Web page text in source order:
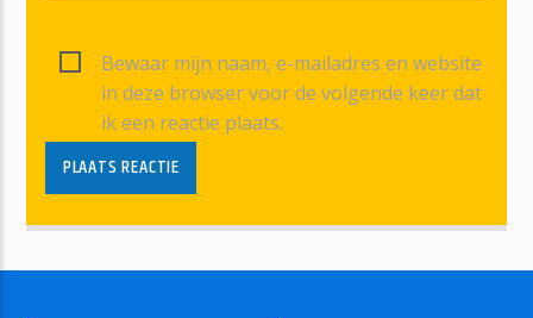
Bewaar mijn naam, e-mailadres en website
in deze browser voor de volgende keer dat
ik een reactie plaats.